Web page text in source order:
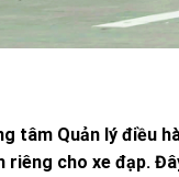
tâm Quản lý điều
riêng cho xe đạp.